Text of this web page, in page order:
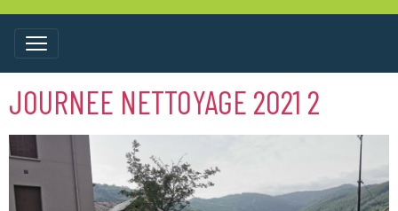
JOURNEE NETTOYAGE 2021 2